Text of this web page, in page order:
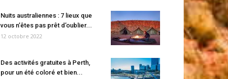
Nuits australiennes : 7 lieux que
vous n’êtes pas prêt d’oublier...
12 octobre 2022
Des activités gratuites à Perth,
pour un été coloré et bien...